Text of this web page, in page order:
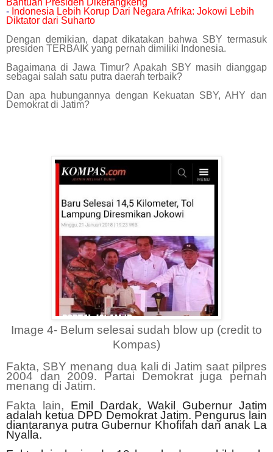
Bantuan Presiden Dikerangkeng
- Indonesia Lebih Korup Dari Negara Afrika: Jokowi Lebih
Diktator dari Suharto
Dengan demikian, dapat dikatakan bahwa SBY termasuk
presiden TERBAIK yang pernah dimiliki Indonesia.
Bagaimana di Jawa Timur? Apakah SBY masih dianggap
sebagai salah satu putra daerah terbaik?
Dan apa hubungannya dengan Kekuatan SBY, AHY dan
Demokrat di Jatim?
Image 4- Belum selesai sudah blow up (credit to
Kompas)
Fakta, SBY menang dua kali di Jatim saat pilpres
2004 dan 2009. Partai Demokrat juga pernah
menang di Jatim.
Fakta lain, Emil Dardak, Wakil Gubernur Jatim
adalah ketua DPD Demokrat Jatim. Pengurus lain
diantaranya putra Gubernur Khofifah dan anak La
Nyalla.